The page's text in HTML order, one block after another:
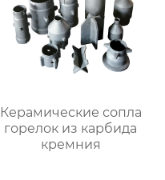
Керамические сопла
горелок из карбида
кремния